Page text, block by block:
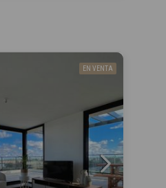
EN VENTA